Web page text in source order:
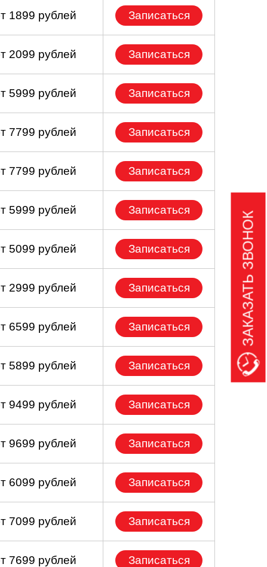
1899 рублей Записаться
2099 рублей Записаться
5999 рублей Записаться
7799 рублей Записаться
7799 рублей Записаться
5999 рублей Записаться
5099 рублей Записаться
2999 рублей Записаться
6599 рублей Записаться
5899 рублей Записаться
9499 рублей Записаться
9699 рублей Записаться
6099 рублей Записаться
7099 рублей Записаться
7699 рублей Записаться
ЗАКАЗАТЬ ЗВОНОК